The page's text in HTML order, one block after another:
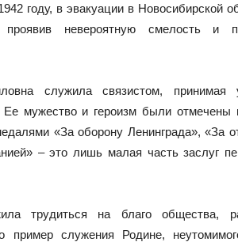
году, в эвакуации в Новосибирской
невероятную смелость и
служила связистом, принимая
мужество и героизм были отмечены
«За оборону Ленинграда», «За
– это лишь малая часть заслуг
трудиться на благо общества,
пример служения Родине,